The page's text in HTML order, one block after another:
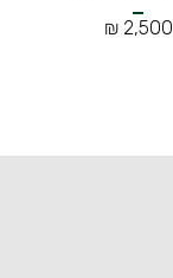
2,500 ₪